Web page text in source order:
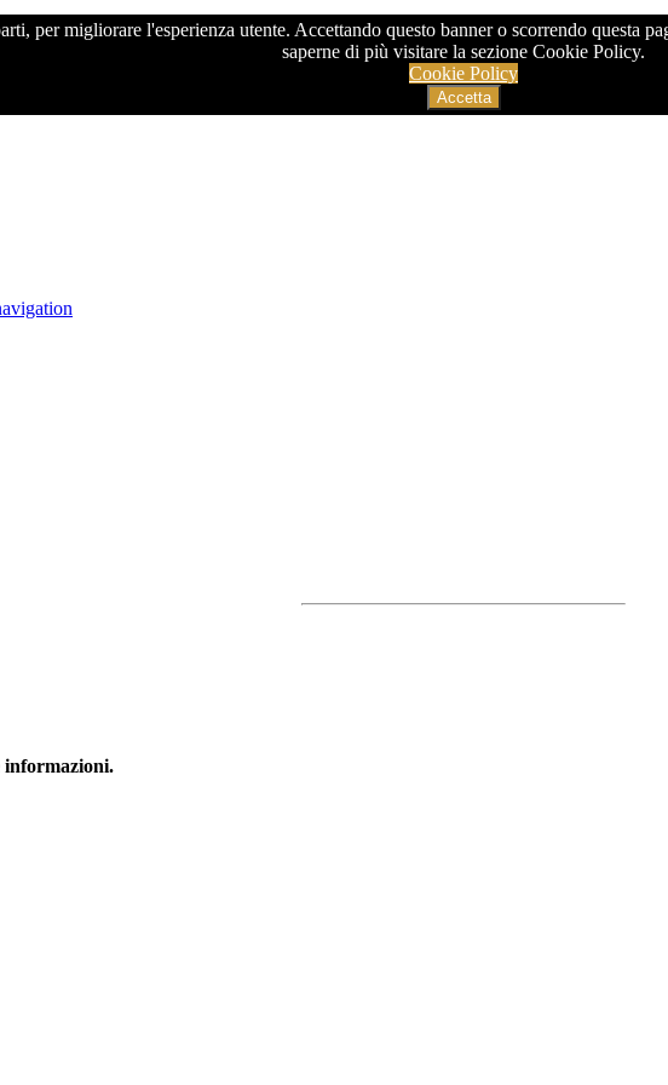
per migliorare l'esperienza utente. Accettando questo banner o scorrendo questa
saperne di più visitare la sezione Cookie Policy.
Cookie Policy
Accetta
informazioni.